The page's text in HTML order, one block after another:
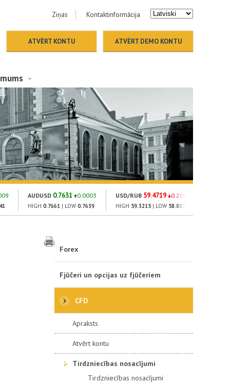
Ziņas Kontaktinformācija
ATVĒRT KONTU ATVĒRT DEMO KONTU
AUDUSD 0.7631 0.0003
HIGH 0.7661 | LOW 0.7639
USD/RUB 59.4719 0.2064
HIGH 59.3215 | LOW 58.8075
Forex
Fjūčeri un opcijas uz fjūčeriem
CFD
Apraksts
Atvērt kontu
Tirdzniecības nosacījumi
Tirdzniecības nosacījumi